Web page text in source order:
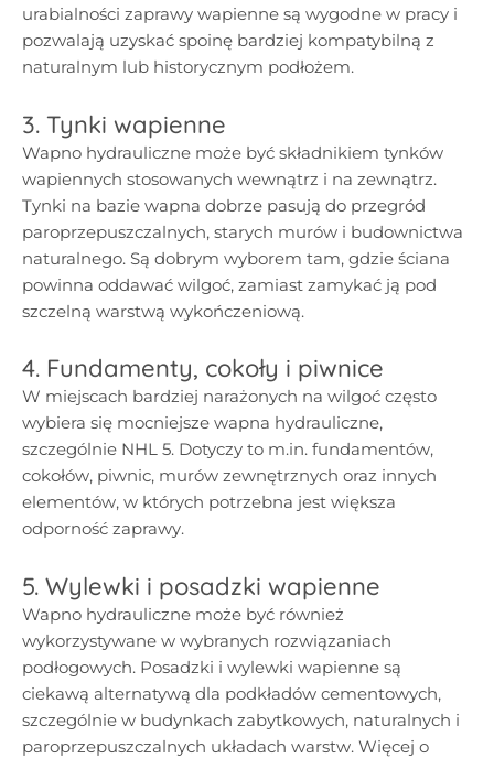
urabialności zaprawy wapienne są wygodne w pracy i
pozwalają uzyskać spoinę bardziej kompatybilną z
naturalnym lub historycznym podłożem.
3. Tynki wapienne
Wapno hydrauliczne może być składnikiem tynków
wapiennych stosowanych wewnątrz i na zewnątrz.
Tynki na bazie wapna dobrze pasują do przegród
paroprzepuszczalnych, starych murów i budownictwa
naturalnego. Są dobrym wyborem tam, gdzie ściana
powinna oddawać wilgoć, zamiast zamykać ją pod
szczelną warstwą wykończeniową.
4. Fundamenty, cokoły i piwnice
W miejscach bardziej narażonych na wilgoć często
wybiera się mocniejsze wapna hydrauliczne,
szczególnie NHL 5. Dotyczy to m.in. fundamentów,
cokołów, piwnic, murów zewnętrznych oraz innych
elementów, w których potrzebna jest większa
odporność zaprawy.
5. Wylewki i posadzki wapienne
Wapno hydrauliczne może być również
wykorzystywane w wybranych rozwiązaniach
podłogowych. Posadzki i wylewki wapienne są
ciekawą alternatywą dla podkładów cementowych,
szczególnie w budynkach zabytkowych, naturalnych i
paroprzepuszczalnych układach warstw. Więcej o